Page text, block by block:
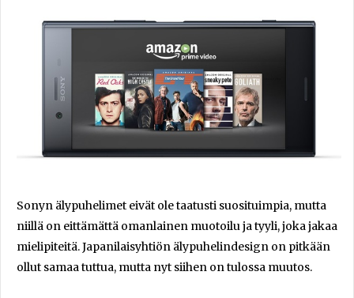
Sonyn älypuhelimet eivät ole taatusti suosituimpia, mutta
niillä on eittämättä omanlainen muotoilu ja tyyli, joka jakaa
mielipiteitä. Japanilaisyhtiön älypuhelindesign on pitkään
ollut samaa tuttua, mutta nyt siihen on tulossa muutos.